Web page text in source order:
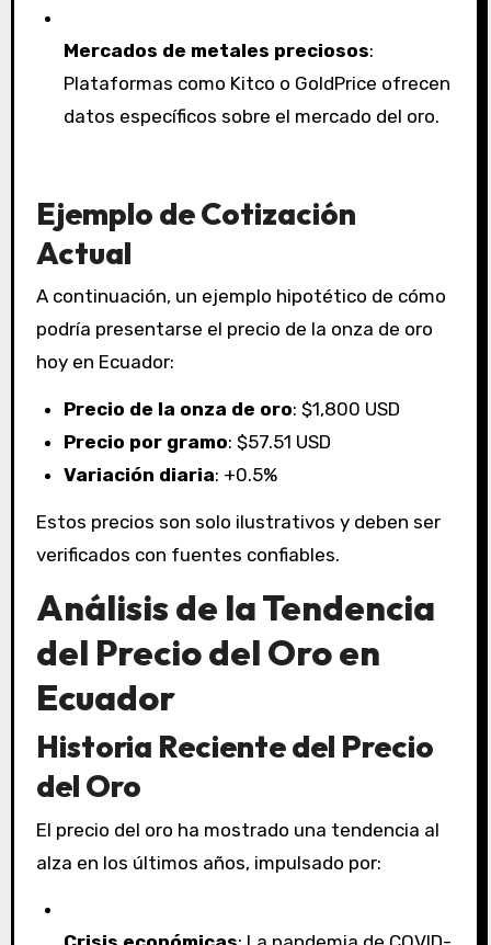
Mercados de metales preciosos:
Plataformas como Kitco o GoldPrice ofrecen
datos específicos sobre el mercado del oro.
Ejemplo de Cotización
Actual
A continuación, un ejemplo hipotético de cómo
podría presentarse el precio de la onza de oro
hoy en Ecuador:
Precio de la onza de oro: $1,800 USD
Precio por gramo: $57.51 USD
Variación diaria: +0.5%
Estos precios son solo ilustrativos y deben ser
verificados con fuentes confiables.
Análisis de la Tendencia
del Precio del Oro en
Ecuador
Historia Reciente del Precio
del Oro
El precio del oro ha mostrado una tendencia al
alza en los últimos años, impulsado por: